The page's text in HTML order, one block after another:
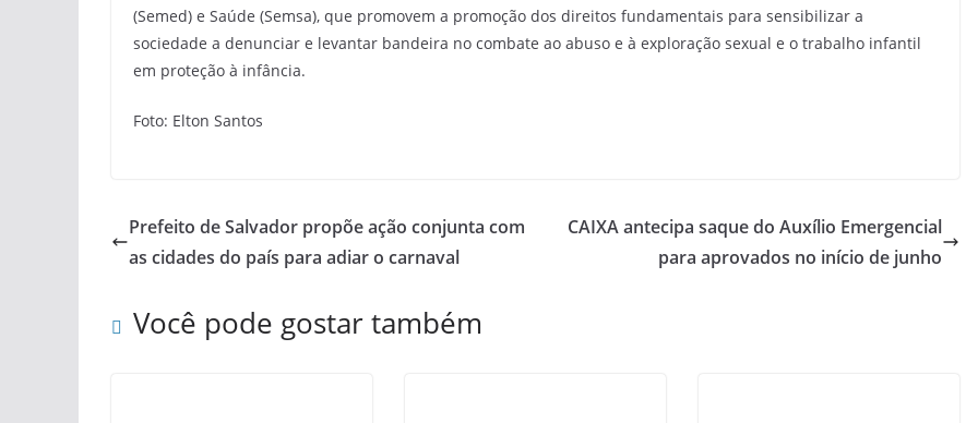
(Semed) e Saúde (Semsa), que promovem a promoção dos direitos fundamentais para sensibilizar a
sociedade a denunciar e levantar bandeira no combate ao abuso e à exploração sexual e o trabalho infantil
em proteção à infância.
Foto: Elton Santos
Prefeito de Salvador propõe ação conjunta com
as cidades do país para adiar o carnaval
CAIXA antecipa saque do Auxílio Emergencial
para aprovados no início de junho
Você pode gostar também